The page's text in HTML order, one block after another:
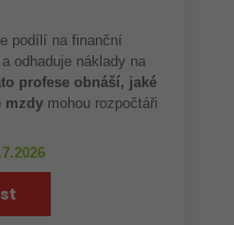
podílí na finanční
odhaduje náklady na
profese obnáší, jaké
mzdy mohou rozpočtáři